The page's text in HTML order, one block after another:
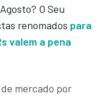
O Seu
renomados para
valem a pena
mercado por